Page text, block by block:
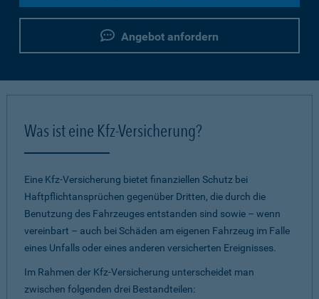
Angebot anfordern
Was ist eine Kfz-Versicherung?
Eine Kfz-Versicherung bietet finanziellen Schutz bei
Haftpflichtansprüchen gegenüber Dritten, die durch die
Benutzung des Fahrzeuges entstanden sind sowie – wenn
vereinbart – auch bei Schäden am eigenen Fahrzeug im Falle
eines Unfalls oder eines anderen versicherten Ereignisses.
Im Rahmen der Kfz-Versicherung unterscheidet man
zwischen folgenden drei Bestandteilen: